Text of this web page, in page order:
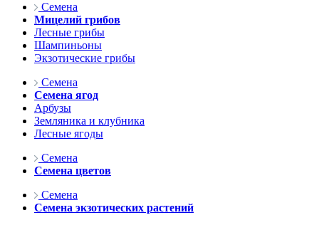
Семена
Мицелий грибов
Лесные грибы
Шампиньоны
Экзотические грибы
Семена
Семена ягод
Арбузы
Земляника и клубника
Лесные ягоды
Семена
Семена цветов
Семена
Семена экзотических растений